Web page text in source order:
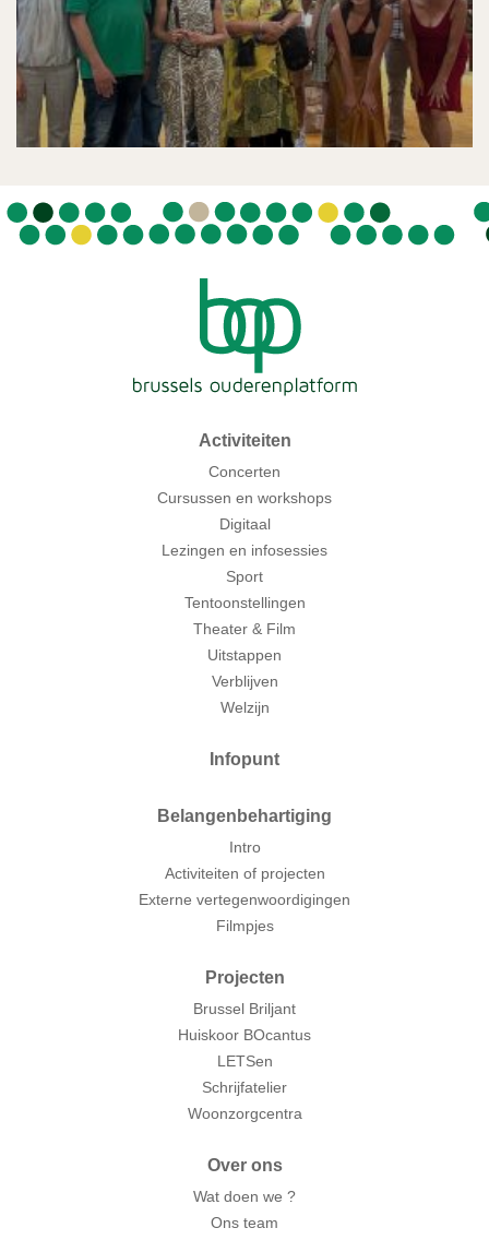
Activiteiten
Concerten
Cursussen en workshops
Digitaal
Lezingen en infosessies
Sport
Tentoonstellingen
Theater & Film
Uitstappen
Verblijven
Welzijn
Infopunt
Belangenbehartiging
Intro
Activiteiten of projecten
Externe vertegenwoordigingen
Filmpjes
Projecten
Brussel Briljant
Huiskoor BOcantus
LETSen
Schrijfatelier
Woonzorgcentra
Over ons
Wat doen we ?
Ons team